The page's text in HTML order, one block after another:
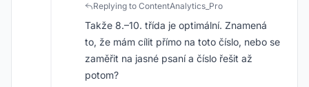
Replying to ContentAnalytics_Pro
Takže 8.–10. třída je optimální. Znamená
to, že mám cílit přímo na toto číslo, nebo se
zaměřit na jasné psaní a číslo řešit až
potom?